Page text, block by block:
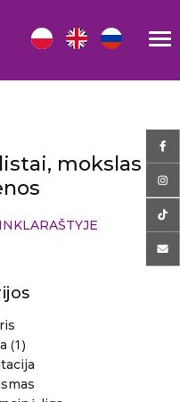
mokslas
(1)